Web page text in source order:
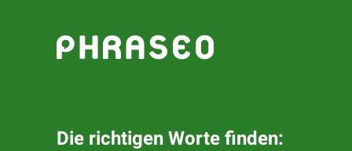
Zum Hauptinhalt springen
Die richtigen Worte finden: